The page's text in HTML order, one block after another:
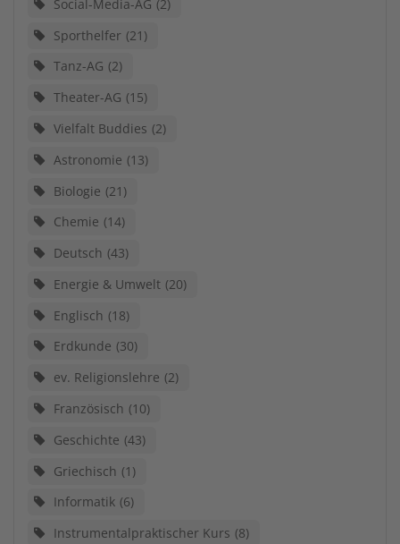
Social-Media-AG 2
Sporthelfer 21
Tanz-AG 2
Theater-AG 15
Vielfalt Buddies 2
Astronomie 13
Biologie 21
Chemie 14
Deutsch 43
Energie & Umwelt 20
Englisch 18
Erdkunde 30
ev. Religionslehre 2
Französisch 10
Geschichte 43
Griechisch 1
Informatik 6
Instrumentalpraktischer Kurs 8